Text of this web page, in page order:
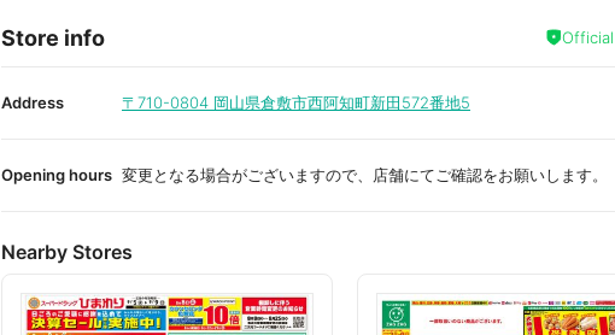
i
t
Store info
Address 〒710-0804 岡山県倉敷市西阿知町新田572番地5
Opening hours 変更となる場合がございますので、店舗にてご確認をお願いします。
Nearby Stores